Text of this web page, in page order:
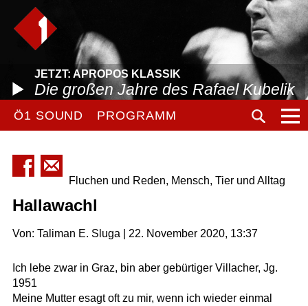
JETZT: APROPOS KLASSIK
Die großen Jahre des Rafael Kubelik
Ö1 SOUND PROGRAMM
Fluchen und Reden, Mensch, Tier und Alltag
Hallawachl
Von: Taliman E. Sluga | 22. November 2020, 13:37
Ich lebe zwar in Graz, bin aber gebürtiger Villacher, Jg.
1951
Meine Mutter esagt oft zu mir, wenn ich wieder einmal